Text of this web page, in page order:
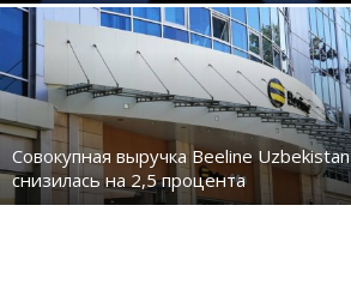
Совокупная выручка Beeline Uzbekistan
снизилась на 2,5 процента